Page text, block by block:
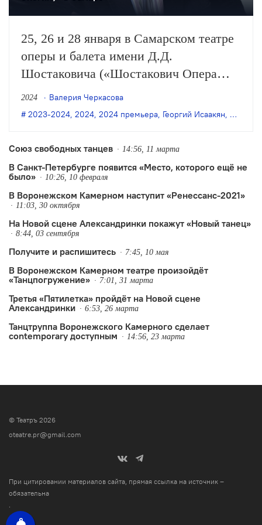
25, 26 и 28 января в Самарском театре
оперы и балета имени Д.Д.
Шостаковича («Шостакович Опера
Балет») пройдут премьерные показы
оперы Чайковского «Евгений Онегин»
Музыкальный руководитель и
дирижёр-постановщик спектакля —
Евгений Хохлов.
2024
Валерия Черкасова
2023-2024, 2024, 2024 премьера, Георгий Исаакян, опера
Союз свободных танцев 14:56, 11 марта
В Санкт-Петербурге появится «Место, которого ещё не
было»
10:26, 10 февраля
В Воронежском Камерном наступит «Ренессанс-2021»
11:03, 30 октября
На Новой сцене Александринки покажут «Новый танец»
8:44, 03 сентября
Получите и распишитесь 7:45, 10 мая
В Воронежском Камерном театре произойдёт
«Танцпогружение»
7:01, 31 марта
Третья «Пятилетка» пройдёт на Новой сцене
Александринки
6:53, 26 марта
Танцтруппа Воронежского Камерного сделает
contemporary доступным
14:56, 23 марта
© Театръ 2026
oteatre.pr@gmail.com
При цитировании материалов сайта, прямая ссылка на источник –
обязательна
.